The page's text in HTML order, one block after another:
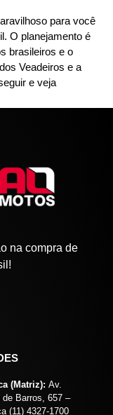
para você
O planejamento é
brasileiros e o
Veadeiros e a
e veja
na compra de
(Matriz): Av.
de Barros, 657 –
(11) 4327-1700